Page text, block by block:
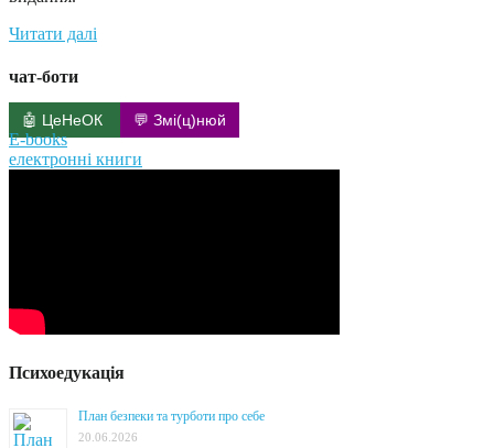
Читати далі
чат-боти
🤖 ЦеНеОК 💬 Змі(ц)нюй
E-books
електронні книги
Психоедукація
План безпеки та турботи про себе
20.06.2026